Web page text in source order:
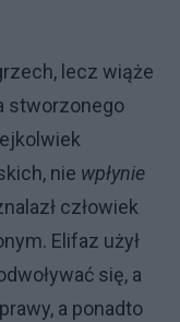
lecz wiąże
stworzonego
nie wpłynie
człowiek
Elifaz użył
się, a
a ponadto